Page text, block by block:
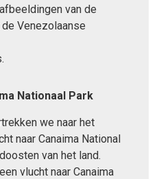
van de
Venezolaanse
Nationaal Park
we naar het
naar Canaima National
van het land.
vlucht naar Canaima